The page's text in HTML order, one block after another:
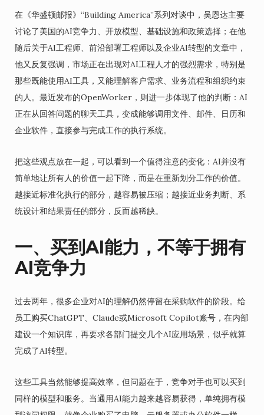
在《华盛顿邮报》“Building America”系列对谈中，吴恩达主要
讨论了美国的AI竞争力、开放模型、基础设施和政策选择；在他
随后关于AI工程师、前沿部署工程师以及企业AI转型的文章中，
他又反复强调，市场正在出现对AI工程人才的强烈需求，特别是
那些既能使用AI工具，又能理解客户需求、业务流程和组织约束
的人。最近发布的OpenWorker，则进一步体现了他的判断：AI
正在从回答问题的聊天工具，变成能够调用文件、邮件、日历和
企业软件，直接参与完成工作的执行系统。
把这些观点放在一起，可以看到一个值得注意的变化：AI并没有
简单地让所有人的价值一起下降，而是在重新划分工作的价值。
越接近标准化执行的部分，越容易被压缩；越接近业务判断、系
统设计和结果责任的部分，反而越稀缺。
一、买到AI能力，不等于拥有
AI竞争力
过去两年，很多企业对AI的理解仍然停留在采购软件的阶段。给
员工购买ChatGPT、Claude或Microsoft Copilot账号，在内部
建设一个知识库，再要求各部门提交几个AI应用场景，似乎就算
完成了AI转型。
这些工具当然能够提高效率，但问题在于，竞争对手也可以买到
同样的模型和服务。当通用AI能力越来越容易获得，单纯拥有模